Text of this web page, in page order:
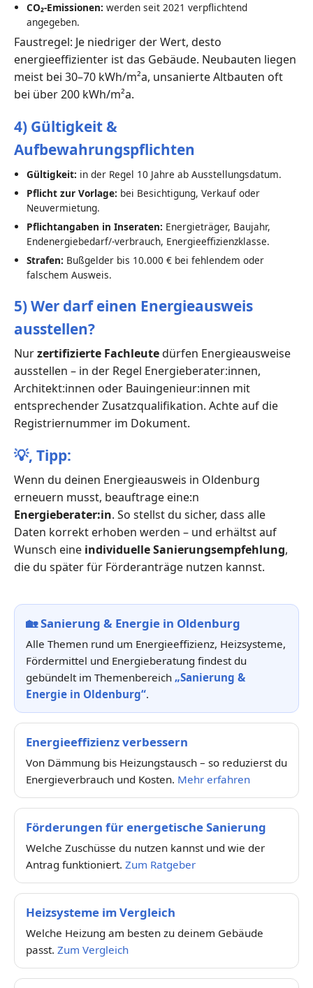
CO₂-Emissionen: werden seit 2021 verpflichtend
angegeben.
Faustregel: Je niedriger der Wert, desto
energieeffizienter ist das Gebäude. Neubauten liegen
meist bei 30–70 kWh/m²a, unsanierte Altbauten oft
bei über 200 kWh/m²a.
4) Gültigkeit &
Aufbewahrungspflichten
Gültigkeit: in der Regel 10 Jahre ab Ausstellungsdatum.
Pflicht zur Vorlage: bei Besichtigung, Verkauf oder
Neuvermietung.
Pflichtangaben in Inseraten: Energieträger, Baujahr,
Endenergiebedarf/-verbrauch, Energieeffizienzklasse.
Strafen: Bußgelder bis 10.000 € bei fehlendem oder
falschem Ausweis.
5) Wer darf einen Energieausweis
ausstellen?
Nurzertifizierte Fachleutedürfen Energieausweise
ausstellen – in der Regel Energieberater:innen,
Architekt:innen oder Bauingenieur:innen mit
entsprechender Zusatzqualifikation. Achte auf die
Registriernummer im Dokument.
💡, Tipp:
Wenn du deinen Energieausweis in Oldenburg
erneuern musst, beauftrage eine:n
Energieberater:in. So stellst du sicher, dass alle
Daten korrekt erhoben werden – und erhältst auf
Wunsch eine individuelle Sanierungsempfehlung,
die du später für Förderanträge nutzen kannst.
🏡Sanierung & Energie in Oldenburg
Alle Themen rund um Energieeffizienz, Heizsysteme,
Fördermittel und Energieberatung findest du
gebündelt im Themenbereich „Sanierung &
Energie in Oldenburg“.
Energieeffizienz verbessern
Von Dämmung bis Heizungstausch – so reduzierst du
Energieverbrauch und Kosten. Mehr erfahren
Förderungen für energetische Sanierung
Welche Zuschüsse du nutzen kannst und wie der
Antrag funktioniert. Zum Ratgeber
Heizsysteme im Vergleich
Welche Heizung am besten zu deinem Gebäude
passt. Zum Vergleich